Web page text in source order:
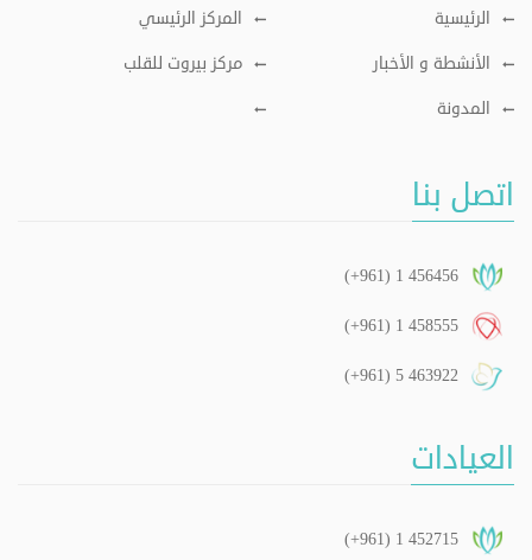
الرئيسية
المركز الرئيسي
الأنشطة و الأخبار
مركز بيروت للقلب
المدونة
اتصل بنا
(+961) 1 456456
(+961) 1 458555
(+961) 5 463922
العيادات
(+961) 1 452715